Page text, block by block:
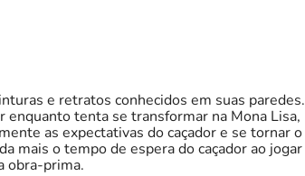
e retratos conhecidos em suas paredes.
tenta se transformar na Mona Lisa,
as expectativas do caçador e se tornar o
mais o tempo de espera do caçador ao jogar
obra-prima.